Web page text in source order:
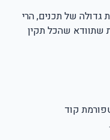
של תכנים, הרי
שתוודא שהכל תקין
קוד